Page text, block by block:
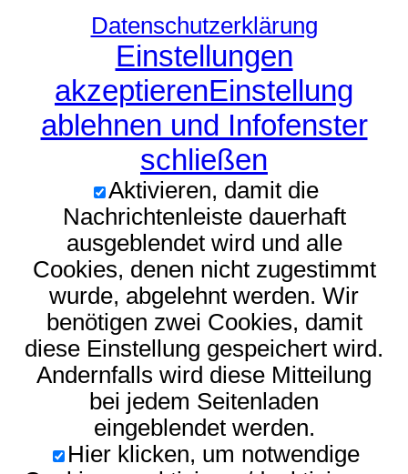
Datenschutzerklärung
Einstellungen
akzeptierenEinstellung
ablehnen und Infofenster
schließen
Aktivieren, damit die
Nachrichtenleiste dauerhaft
ausgeblendet wird und alle
Cookies, denen nicht zugestimmt
wurde, abgelehnt werden. Wir
benötigen zwei Cookies, damit
diese Einstellung gespeichert wird.
Andernfalls wird diese Mitteilung
bei jedem Seitenladen
eingeblendet werden.
Hier klicken, um notwendige